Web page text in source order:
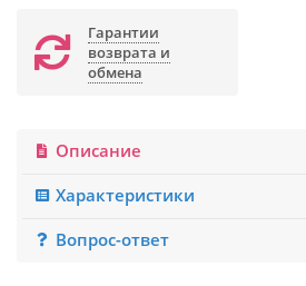
Гарантии
возврата и
обмена
Описание
Характеристики
Вопрос-ответ